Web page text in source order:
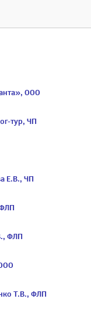
ООО
тур, ЧП
Е.В., ЧП
ФЛП
Т.В., ФЛП